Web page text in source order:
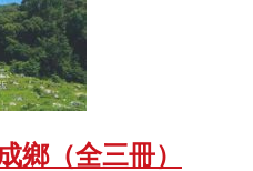
鄉（全三冊）